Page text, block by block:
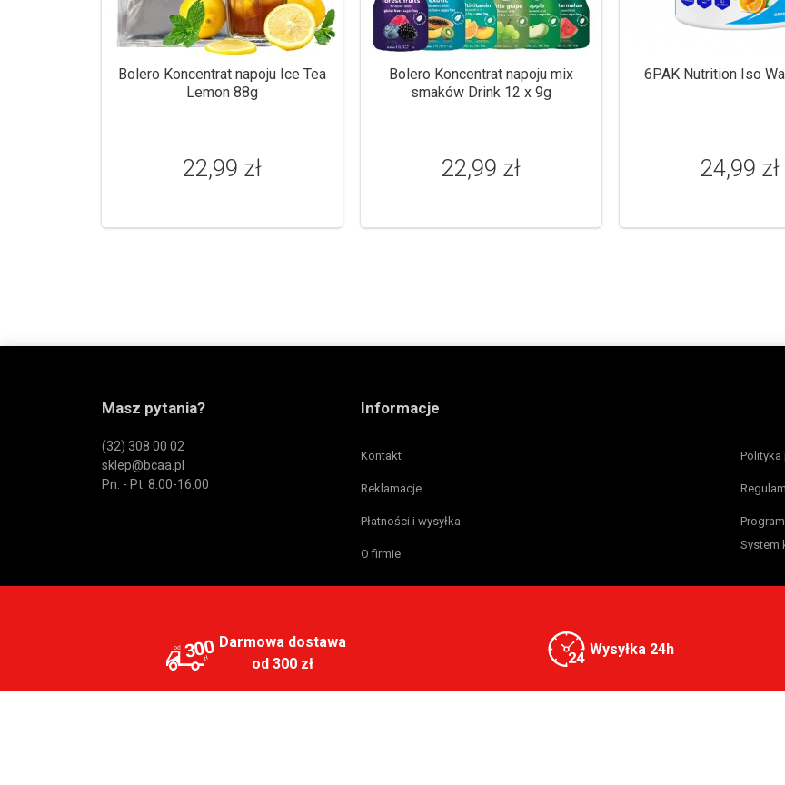
Bolero Koncentrat napoju Ice Tea
Lemon 88g
22,99 zł
Bolero Koncentrat napoju mix
smaków Drink 12 x 9g
22,99 zł
6PAK Nutrition Iso
24,99 zł
Masz pytania?
(32) 308 00 02
sklep@bcaa.pl
Pn. - Pt. 8.00-16.00
Informacje
Kontakt
Reklamacje
Płatności i wysyłka
O firmie
System
300 Darmowa dostawa
od 300 zł
Wysyłka 24h